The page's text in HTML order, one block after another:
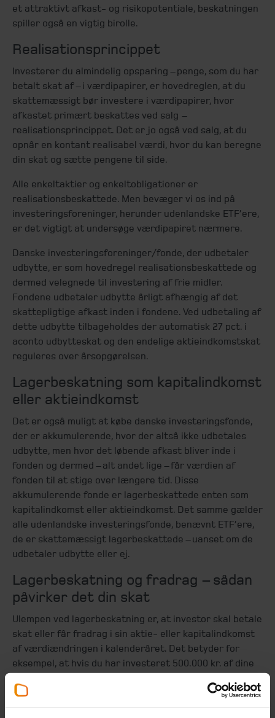
et attraktivt afkast- og risikopotentiale, beskatningen
spiller også en vigtig birolle.
Realisationsprincippet
Investerer du almindelig opsparing – penge, som du har
betalt skat af – i værdipapirer, er hovedreglen, at du
skattemæssigt bør investere i værdipapirer, hvor
afkastet primært beskattes ved salg –
realisationsprincippet. Det er jo også ved salg, at du
opnår en kontant realisabel værdi, hvor du kan beregne
din skat og sætte pengene til side.
Alle enkeltaktier og enkeltobligationer er
realisationsbeskattede. Men bevæger vi os ind på
investeringsforeninger, herunder udenlandske ETF’ere,
er det vigtigt at undersøge værdipapiret nærmere.
Danske investeringsforeninger/fonde, der udbetaler
udbytte, er som hovedregel realisationsbeskattede og
dermed velegnede til investering af frie midler.
Fondene udbetaler udbytte årligt afhængig af det
skattepligtige afkast inden i fondene. Ved udbetaling af
dette udbytte tilbageholdes der automatisk 27 pct. i
aconto udbytteskat og den endelige aktieindkomstskat
reguleres over årsopgørelsen.
Lagerbeskatning som kapitalindkomst
eller aktieindkomst
Det er også muligt at købe danske investeringsfonde,
der er akkumulerende, hvor der altså ikke udbetales
udbytte, men hvor det løbende afkast bliver inde i
fonden og dermed – alt andet lige – får værdien af
fonden til at stige over længere tid. Disse
akkumulerende fonde er lagerbeskattede enten som
kapitalindkomst eller aktieindkomst. Det samme gælder
alle udenlandske investeringsfonde, benævnt ETF’ere,
de er skattemæssigt lagerbeskattede – uanset om de
udbetaler udbytte eller ej.
Lagerbeskatning og fradrag – sådan
påvirker det din skat
Ulempen ved lagerbeskatning er, at investor skal betale
skat eller får fradrag i sin aktie- eller kapitalindkomst
af værdiændringen i kalenderåret. Det betyder for
eksempel, at hvis du har investeret 500.000 kr. af dine
30 pct. - svarende til 150.000 kr., så forhøjes din aktie-
eller kapitalindkomst med 150.000 kr., selvom du ikke